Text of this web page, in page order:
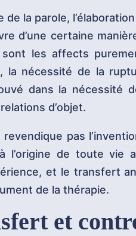
la parole,
d’une certaine
les affects
la nécessité de la
dans la nécessité
d’objet.
revendique pas
de toute vie
et le transfert
de la thérapie.
et